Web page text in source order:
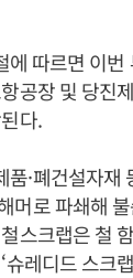
따르면 이번
공장 및 당진
다.
품·폐건설자재
머로 파쇄해
스크랩은 철
레디드 스크